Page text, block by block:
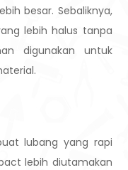
besar. Sebaliknya,
lebih halus tanpa
digunakan untuk
lubang yang rapi
lebih diutamakan